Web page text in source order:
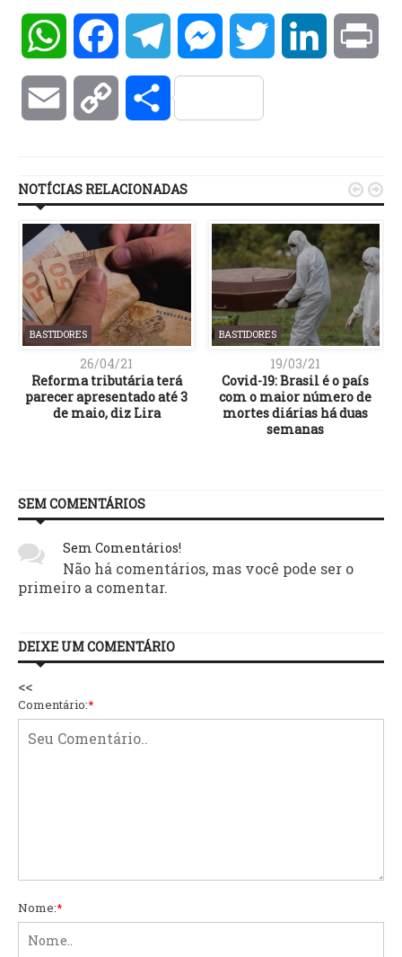
WhatsAppFacebookTelegramMessengerTwitter LinkedIn
Email Copy Compartilhar
NOTÍCIAS RELACIONADAS
BASTIDORES
26/04/21
Reforma tributária terá
parecer apresentado até 3
de maio, diz Lira
BASTIDORES
19/03/21
Covid-19: Brasil é o país
com o maior número de
mortes diárias há duas
semanas
 
SEM COMENTÁRIOS
Sem Comentários!
Não há comentários, mas você pode ser o
primeiro a comentar.
DEIXE UM COMENTÁRIO
<<
Comentário:*
Nome:*